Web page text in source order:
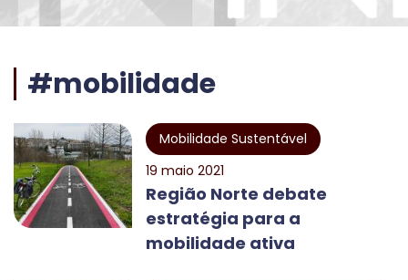
#mobilidade
Mobilidade Sustentável
19 maio 2021
Região Norte debate
estratégia para a
mobilidade ativa